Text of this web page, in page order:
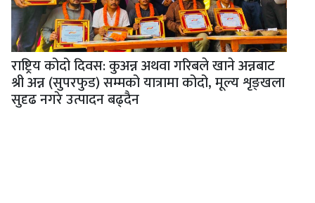
राष्ट्रिय कोदो दिवस: कुअन्न अथवा गरिबले खाने अन्नबाट
श्री अन्न (सुपरफुड) सम्मको यात्रामा कोदो, मूल्य शृङ्खला
सुदृढ नगरे उत्पादन बढ्दैन